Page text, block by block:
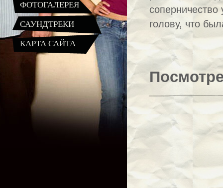
ФОТОГАЛЕРЕЯ
САУНДТРЕКИ
КАРТА САЙТА
голову, что